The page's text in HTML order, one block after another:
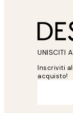
UNISCITI
Inscriviti
acquisto!